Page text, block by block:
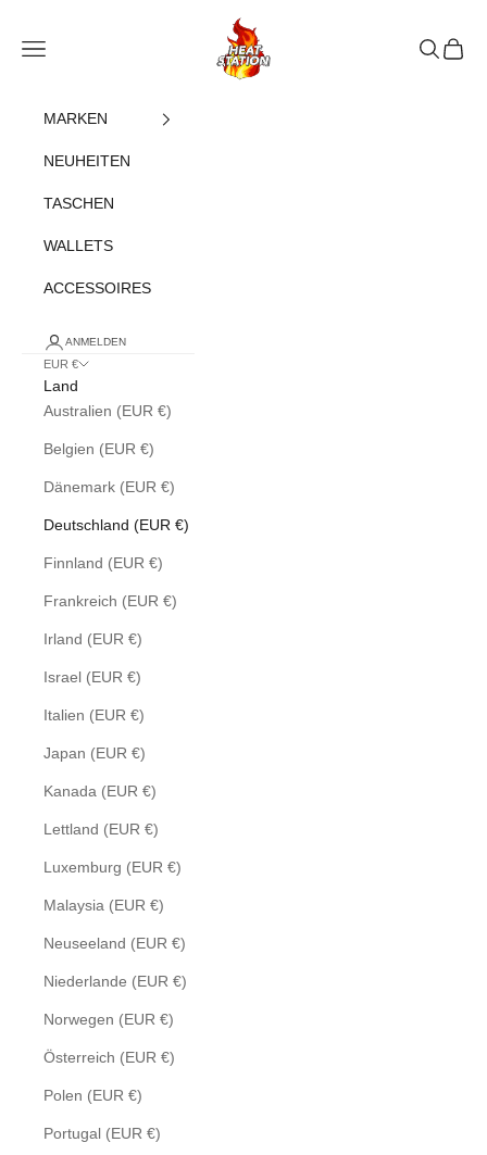
heatstation
Navigationsmenü öffnen
Suche
MARKEN
NEUHEITEN
TASCHEN
WALLETS
ACCESSOIRES
ANMELDEN
EUR €
Land
Australien (EUR €)
Belgien (EUR €)
Dänemark (EUR €)
Deutschland (EUR €)
Finnland (EUR €)
Frankreich (EUR €)
Irland (EUR €)
Israel (EUR €)
Italien (EUR €)
Japan (EUR €)
Kanada (EUR €)
Lettland (EUR €)
Luxemburg (EUR €)
Malaysia (EUR €)
Neuseeland (EUR €)
Niederlande (EUR €)
Norwegen (EUR €)
Österreich (EUR €)
Polen (EUR €)
Portugal (EUR €)